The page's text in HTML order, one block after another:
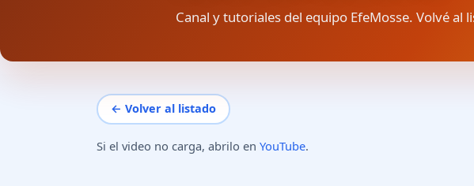
Canal y tutoriales del equipo EfeMosse. Volvé al
← Volver al listado
Si el video no carga, abrilo en YouTube.